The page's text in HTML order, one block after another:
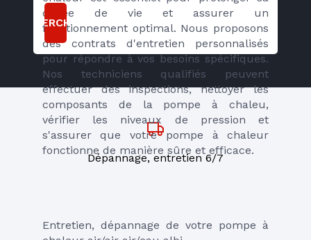
durée de vie et assurer un
fonctionnement optimal. Nous proposons
des contrats d'entretien personnalisés
pour répondre à vos besoins spécifiques.
Nos techniciens qualifiés peuvent
effectuer des inspections, nettoyer les
composants de la pompe à chaleu,
vérifier les niveaux de pression et
s'assurer que votre pompe à chaleur
fonctionne de manière sûre et efficace.
Entretien, dépannage de votre pompe à
RECHERCHER
Dépannage, entretien 6/7